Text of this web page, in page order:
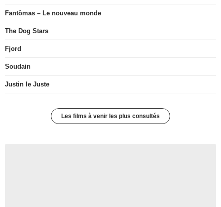
Fantômas – Le nouveau monde
The Dog Stars
Fjord
Soudain
Justin le Juste
Les films à venir les plus consultés